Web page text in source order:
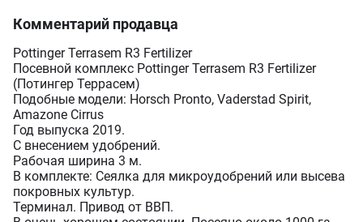
Комментарий продавца
Pottinger Terrasem R3 Fertilizer
Посевной комплекс Pottinger Terrasem R3 Fertilizer
(Потингер Террасем)
Подобные модели: Horsch Pronto, Vaderstad Spirit,
Amazone Cirrus
Год выпуска 2019.
С внесением удобрений.
Рабочая ширина 3 м.
В комплекте: Сеялка для микроудобрений или высева
покровных культур.
Терминал. Привод от ВВП.